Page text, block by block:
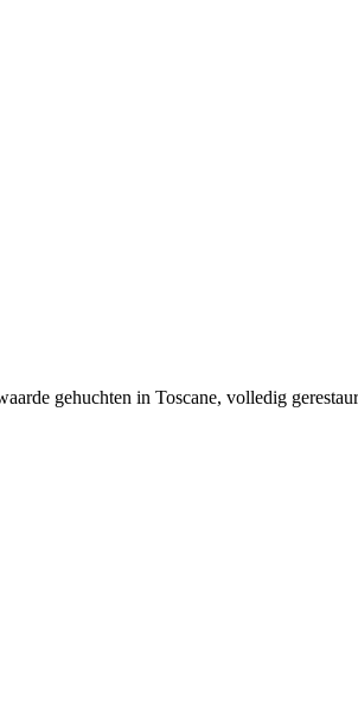
gehuchten in Toscane, volledig